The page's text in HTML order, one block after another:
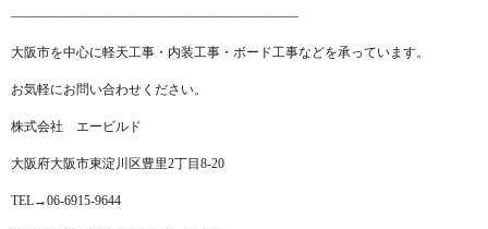
——————————————————————
大阪市を中心に軽天工事・内装工事・ボード工事などを承っています。
お気軽にお問い合わせください。
株式会社 エービルド
大阪府大阪市東淀川区豊里2丁目8-20
TEL→06-6915-9644